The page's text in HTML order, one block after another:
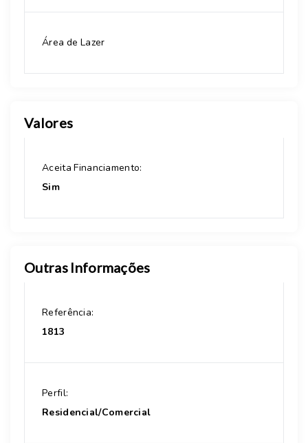
Área de Lazer
Valores
Aceita Financiamento:
Sim
Outras Informações
Referência:
1813
Perfil:
Residencial/Comercial